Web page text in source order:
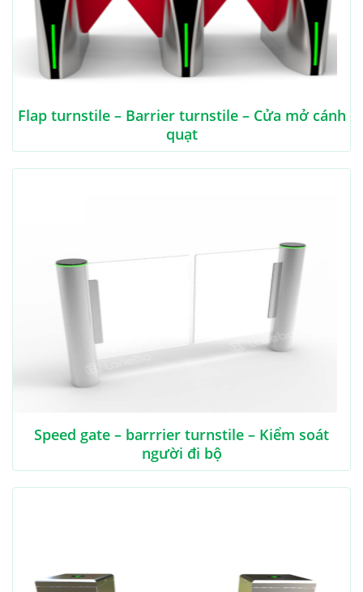
Flap turnstile – Barrier turnstile – Cửa mở cánh
quạt
Speed gate – barrrier turnstile – Kiểm soát
người đi bộ